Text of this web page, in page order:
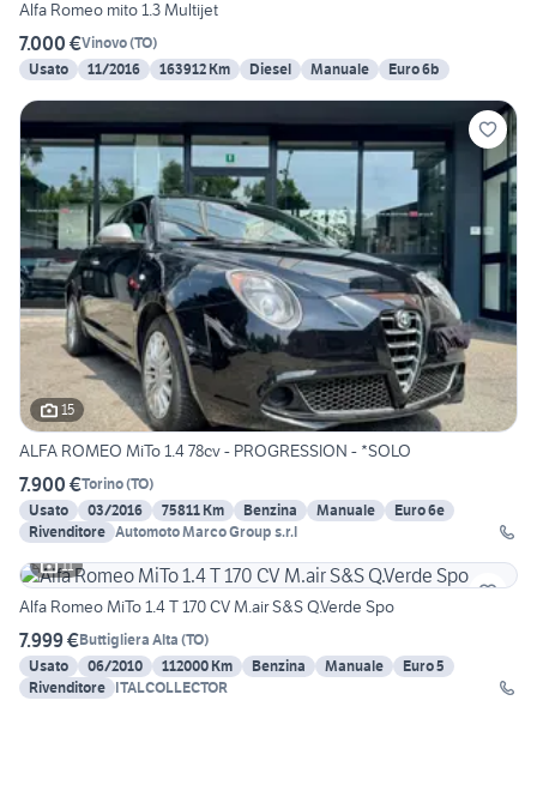
Alfa Romeo mito 1.3 Multijet
7.000 €Vinovo(TO)
Usato
11/2016 163912 Km Diesel Manuale Euro 6b
15
ALFA ROMEO MiTo 1.4 78cv - PROGRESSION - *SOLO
7.900 €Torino(TO)
Usato
03/2016 75811 Km Benzina Manuale
Euro 6e
Rivenditore Automoto Marco Group s.r.l
11
Alfa Romeo MiTo 1.4 T 170 CV M.air S&S Q.Verde Spo
7.999 €Buttigliera Alta (TO)
Usato
06/2010 112000 Km Benzina Manuale
Euro 5
Rivenditore ITALCOLLECTOR